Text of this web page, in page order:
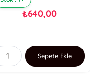
₺640,00
Sepete Ekle